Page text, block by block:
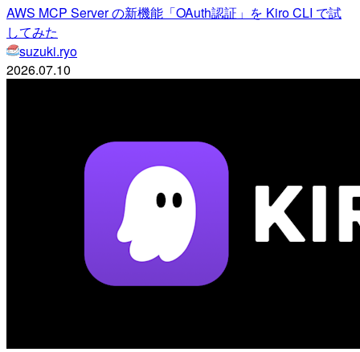
AWS MCP Server の新機能「OAuth認証」を Kiro CLI で試
してみた
suzuki.ryo
2026.07.10